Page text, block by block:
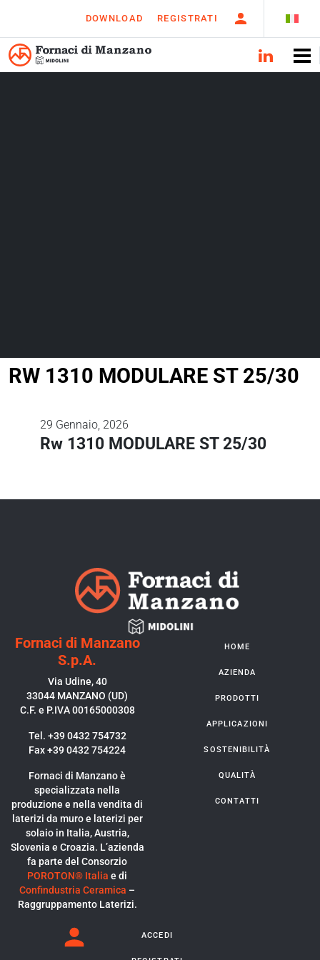
DOWNLOAD REGISTRATI
RW 1310 MODULARE ST 25/30
29 Gennaio, 2026
Rw 1310 MODULARE ST 25/30
Fornaci di Manzano
S.p.A.
Via Udine, 40
33044 MANZANO (UD)
C.F. e P.IVA 00165000308
Tel. +39 0432 754732
Fax +39 0432 754224
Fornaci di Manzano è
specializzata nella
produzione e nella vendita di
laterizi da muro e laterizi per
solaio in Italia, Austria,
Slovenia e Croazia. L’azienda
fa parte del Consorzio
POROTON® Italia e di
Confindustria Ceramica –
Raggruppamento Laterizi.
HOME
AZIENDA
PRODOTTI
APPLICAZIONI
SOSTENIBILITÀ
QUALITÀ
CONTATTI
ACCEDI